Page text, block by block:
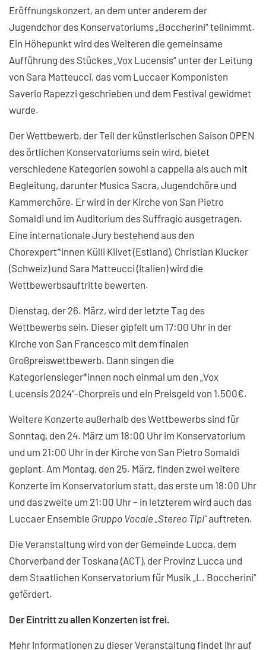
Eröffnungskonzert, an dem unter anderem der
Jugendchor des Konservatoriums „Boccherini“ teilnimmt.
Ein Höhepunkt wird des Weiteren die gemeinsame
Aufführung des Stückes „Vox Lucensis“ unter der Leitung
von Sara Matteucci, das vom Luccaer Komponisten
Saverio Rapezzi geschrieben und dem Festival gewidmet
wurde.
Der Wettbewerb, der Teil der künstlerischen Saison OPEN
des örtlichen Konservatoriums sein wird, bietet
verschiedene Kategorien sowohl a cappella als auch mit
Begleitung, darunter Musica Sacra, Jugendchöre und
Kammerchöre. Er wird in der Kirche von San Pietro
Somaldi und im Auditorium des Suffragio ausgetragen.
Eine internationale Jury bestehend aus den
Chorexpert*innen Külli Kiivet (Estland), Christian Klucker
(Schweiz) und Sara Matteucci (Italien) wird die
Wettbewerbsauftritte bewerten.
Dienstag, der 26. März, wird der letzte Tag des
Wettbewerbs sein. Dieser gipfelt um 17:00 Uhr in der
Kirche von San Francesco mit dem finalen
Großpreiswettbewerb. Dann singen die
Kategoriensieger*innen noch einmal um den „Vox
Lucensis 2024“-Chorpreis und ein Preisgeld von 1.500€.
Weitere Konzerte außerhalb des Wettbewerbs sind für
Sonntag, den 24. März um 18:00 Uhr im Konservatorium
und um 21:00 Uhr in der Kirche von San Pietro Somaldi
geplant. Am Montag, den 25. März, finden zwei weitere
Konzerte im Konservatorium statt, das erste um 18:00 Uhr
und das zweite um 21:00 Uhr – in letzterem wird auch das
Luccaer Ensemble Gruppo Vocale „Stereo Tipi“auftreten.
Die Veranstaltung wird von der Gemeinde Lucca, dem
Chorverband der Toskana (ACT), der Provinz Lucca und
dem Staatlichen Konservatorium für Musik „L. Boccherini“
gefördert.
Der Eintritt zu allen Konzerten ist frei.
Mehr Informationen zu dieser Veranstaltung findet Ihr auf